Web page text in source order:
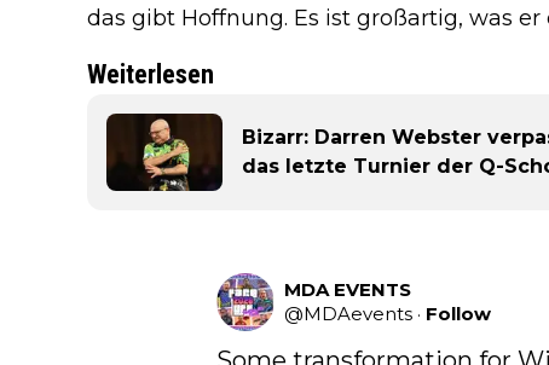
das gibt Hoffnung. Es ist großartig, was er
Weiterlesen
Bizarr: Darren Webster
das letzte Turnier der Q-
MDA EVENTS
@MDAevents · Follow